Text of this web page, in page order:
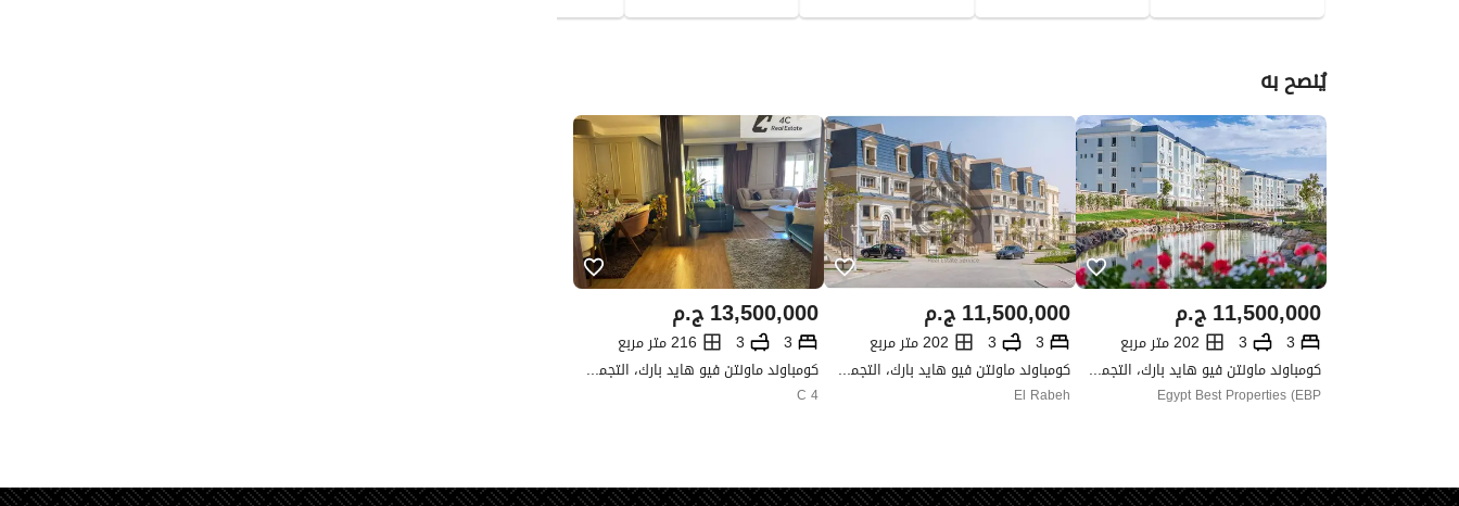
يُنصح به
ج.م11,500,000
3
3
202 متر مربع
كومباوند ماونتن فيو هايد بارك، التجمع الخامس، القاهرة الجديدة، القاهرة
Egypt Best Properties (EBP
ج.م11,500,000
3
3
202 متر مربع
كومباوند ماونتن فيو هايد بارك، التجمع الخامس، القاهرة الجديدة، القاهرة
El Rabeh
ج.م13,500,000
3
3
216 متر مربع
كومباوند ماونتن فيو هايد بارك، التجمع الخامس، القاهرة الجديدة، القاهرة
4 C